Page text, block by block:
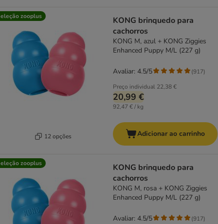
zooplus
12 opções
KONG brinquedo para
cachorros
KONG M, azul + KONG Ziggies
Enhanced Puppy M/L (227 g)
Preço individual 22,38 €
20,99 €
92,47 € / kg
Avaliar: 4.5/5 (917)
Adicionar ao carrinho
zooplus
KONG brinquedo para
cachorros
KONG M, rosa + KONG Ziggies
Enhanced Puppy M/L (227 g)
Avaliar: 4.5/5 (917)